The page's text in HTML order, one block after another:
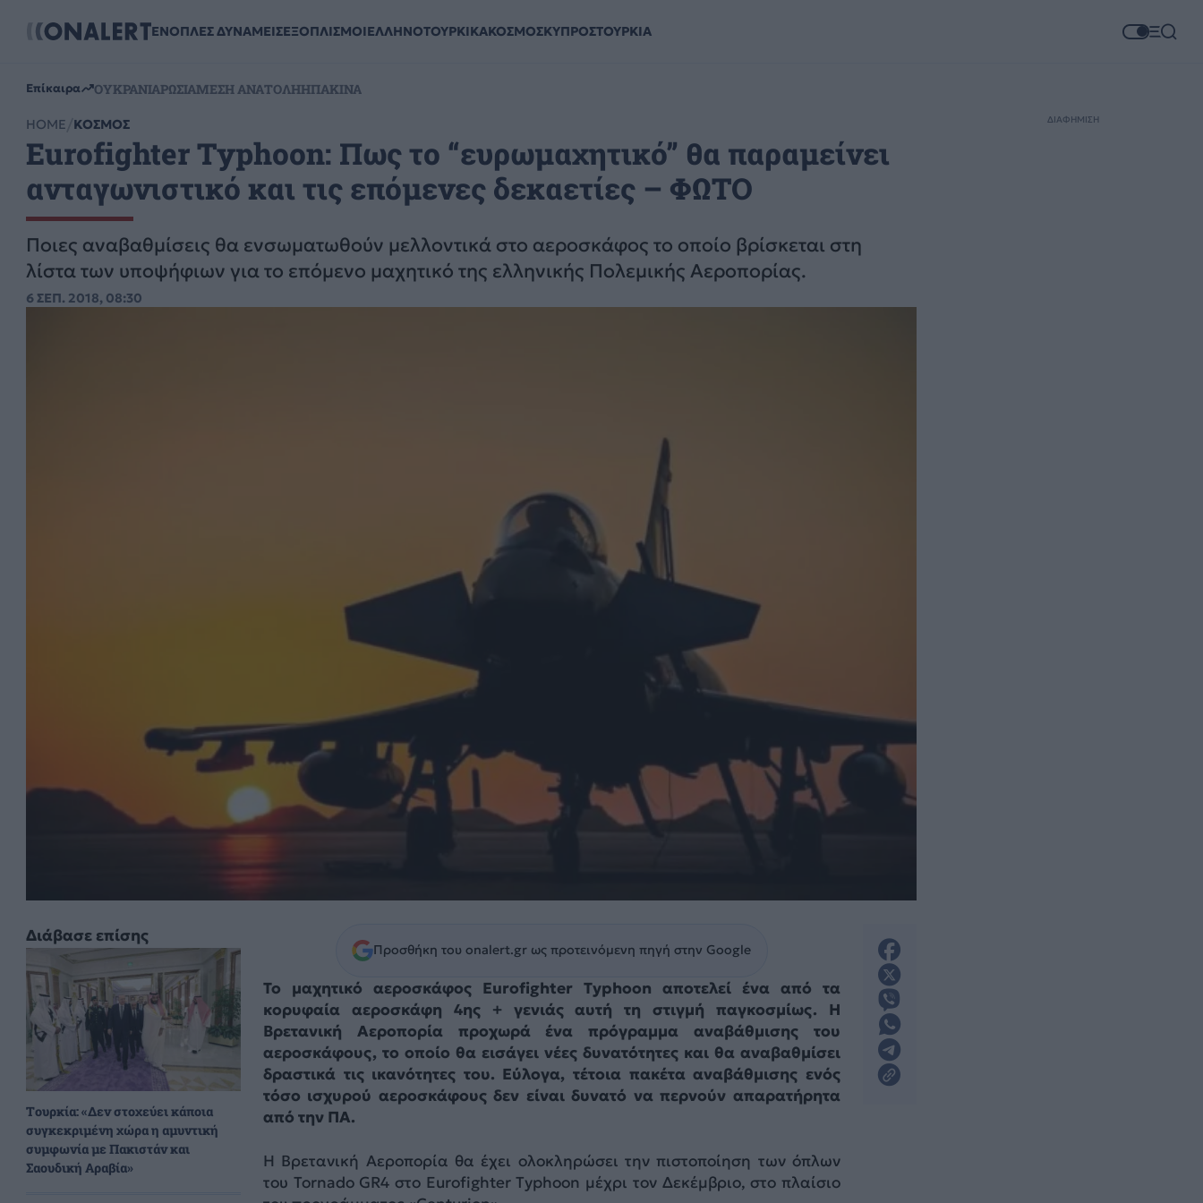
ΕΝΟΠΛΕΣ ΔΥΝΑΜΕΙΣΕΞΟΠΛΙΣΜΟΙΕΛΛΗΝΟΤΟΥΡΚΙΚΑΚΟΣΜΟΣΚΥΠΡΟΣΤΟΥΡΚΙΑ
Επίκαιρα ΟΥΚΡΑΝΙΑΡΩΣΙΑΜΕΣΗ ΑΝΑΤΟΛΗΗΠΑΚΙΝΑ
HOME ΚΟΣΜΟΣ
Eurofighter Typhoon: Πως το “ευρωμαχητικό” θα παραμείνει
ανταγωνιστικό και τις επόμενες δεκαετίες – ΦΩΤΟ
Ποιες αναβαθμίσεις θα ενσωματωθούν μελλοντικά στο αεροσκάφος το οποίο βρίσκεται στη
λίστα των υποψήφιων για το επόμενο μαχητικό της ελληνικής Πολεμικής Αεροπορίας.
6 ΣΕΠ. 2018, 08:30
Διάβασε επίσης
Τουρκία: «Δεν στοχεύει κάποια
συγκεκριμένη χώρα η αμυντική
συμφωνία με Πακιστάν και
Σαουδική Αραβία»
Προσθήκη του onalert.gr ως προτεινόμενη πηγή στην Google
Το μαχητικό αεροσκάφος Eurofighter Typhoon αποτελεί ένα από τα
κορυφαία αεροσκάφη 4ης + γενιάς αυτή τη στιγμή παγκοσμίως. Η
Βρετανική Αεροπορία προχωρά ένα πρόγραμμα αναβάθμισης του
αεροσκάφους, το οποίο θα εισάγει νέες δυνατότητες και θα αναβαθμίσει
δραστικά τις ικανότητες του. Εύλογα, τέτοια πακέτα αναβάθμισης ενός
τόσο ισχυρού αεροσκάφους δεν είναι δυνατό να περνούν απαρατήρητα
από την ΠΑ.
Η Βρετανική Αεροπορία θα έχει ολοκληρώσει την πιστοποίηση των όπλων
του Tornado GR4 στο Eurofighter Typhoon μέχρι τον Δεκέμβριο, στο πλαίσιο
ΔΙΑΦΗΜΙΣΗ